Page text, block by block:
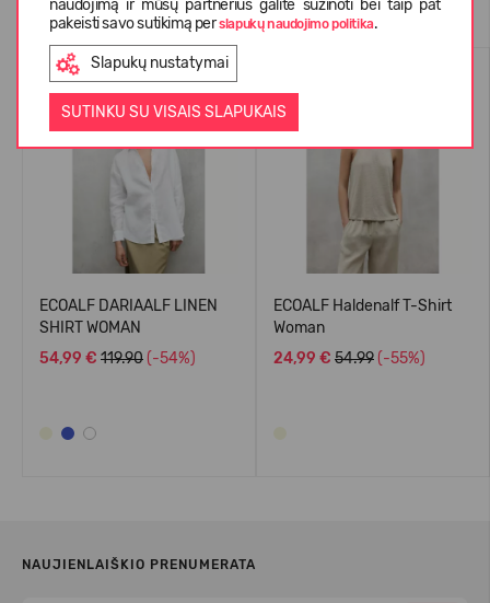
naudojimą ir mūsų partnerius galite sužinoti bei taip pat
pakeisti savo sutikimą perslapukų naudojimo politika.
Slapukų nustatymai
SUTINKU SU VISAIS SLAPUKAIS
VASARAI
ECOALF DARIAALF LINEN
SHIRT WOMAN
54,99 € 119.90 (-54%)
ECOALF Haldenalf T-Shirt
Woman
24,99 € 54.99 (-55%)
NAUJIENLAIŠKIO PRENUMERATA